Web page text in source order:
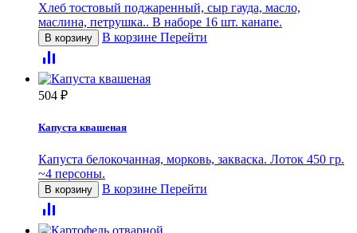
Хлеб тостовый поджаренный, сыр гауда, масло,
маслина, петрушка.. В наборе 16 шт. канапе.
В корзину В корзине Перейти
504 ₽
Капуста квашеная
Капуста белокочанная, морковь, закваска. Лоток 450 гр.
~4 персоны.
В корзину В корзине Перейти